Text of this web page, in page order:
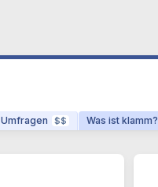
Umfragen $$ Was ist klamm?